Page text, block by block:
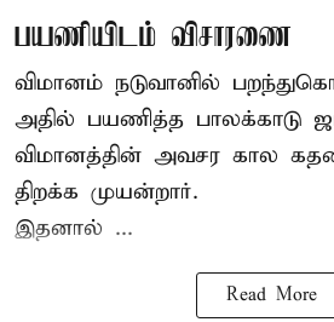
பயணியிடம் விசாரணை
விமானம் நடுவானில்
அதில் பயணித்த பாலக்காடு
விமானத்தின் அவசர கால
திறக்க முயன்றார்.
இதனால் ...
Read More